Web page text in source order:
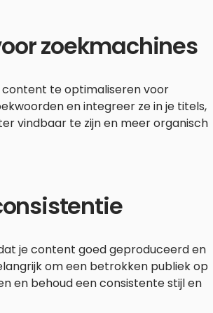
zoekmachines
content te optimaliseren voor
en integreer ze in je titels,
vindbaar te zijn en meer organisch
je content goed geproduceerd en
om een betrokken publiek op
en behoud een consistente stijl en